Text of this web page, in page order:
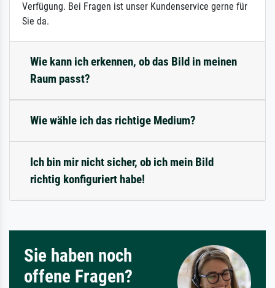
Verfügung. Bei Fragen ist unser Kundenservice gerne für
Sie da.
Wie kann ich erkennen, ob das Bild in meinen
Raum passt?
Wie wähle ich das richtige Medium?
Ich bin mir nicht sicher, ob ich mein Bild
richtig konfiguriert habe!
Sie haben noch
offene Fragen?